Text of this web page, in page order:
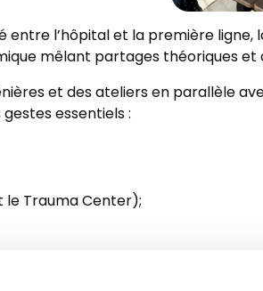
entre l’hôpital et la première ligne,
mêlant partages théoriques et
et des ateliers en parallèle
essentiels :
Trauma Center);